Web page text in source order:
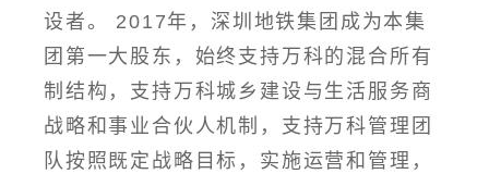
设者。 2017年，深圳地铁集团成为本集
团第一大股东，始终支持万科的混合所有
制结构，支持万科城乡建设与生活服务商
战略和事业合伙人机制，支持万科管理团
队按照既定战略目标，实施运营和管理，